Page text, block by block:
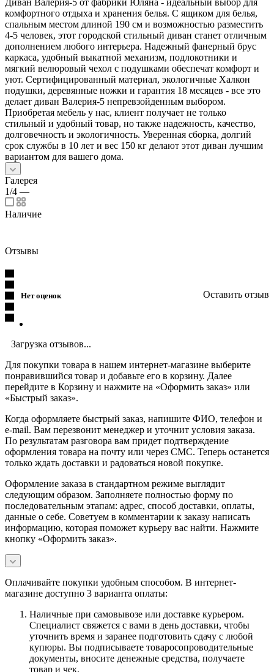
Диван Валерия-5 от фабрики Юляна - идеальный выбор для
комфортного отдыха и хранения белья. С ящиком для белья,
спальным местом длиной 190 см и возможностью разместить
4-5 человек, этот городской стильный диван станет отличным
дополнением любого интерьера. Надежный фанерный брус
каркаса, удобный выкатной механизм, подлокотники и
мягкий велюровый чехол с подушками обеспечат комфорт и
уют. Сертифицированный материал, экологичные Халкон
подушки, деревянные ножки и гарантия 18 месяцев - все это
делает диван Валерия-5 непревзойденным выбором.
Приобретая мебель у нас, клиент получает не только
стильный и удобный товар, но также надежность, качество,
долговечность и экологичность. Уверенная сборка, долгий
срок службы в 10 лет и вес 150 кг делают этот диван лучшим
вариантом для вашего дома.
Галерея
1/4 —
Наличие
Отзывы
Нет оценок Оставить отзыв
Загрузка отзывов...
Для покупки товара в нашем интернет-магазине выберите
понравившийся товар и добавьте его в корзину. Далее
перейдите в Корзину и нажмите на «Оформить заказ» или
«Быстрый заказ».
Когда оформляете быстрый заказ, напишите ФИО, телефон и
e-mail. Вам перезвонит менеджер и уточнит условия заказа.
По результатам разговора вам придет подтверждение
оформления товара на почту или через СМС. Теперь останется
только ждать доставки и радоваться новой покупке.
Оформление заказа в стандартном режиме выглядит
следующим образом. Заполняете полностью форму по
последовательным этапам: адрес, способ доставки, оплаты,
данные о себе. Советуем в комментарии к заказу написать
информацию, которая поможет курьеру вас найти. Нажмите
кнопку «Оформить заказ».
Оплачивайте покупки удобным способом. В интернет-
магазине доступно 3 варианта оплаты:
Наличные при самовывозе или доставке курьером.
Специалист свяжется с вами в день доставки, чтобы
уточнить время и заранее подготовить сдачу с любой
купюры. Вы подписываете товаросопроводительные
документы, вносите денежные средства, получаете
товар и чек.